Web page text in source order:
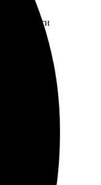
печати